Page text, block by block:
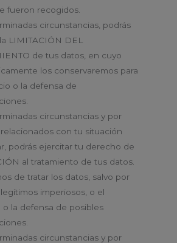
fueron recogidos.
circunstancias, podrás
LIMITACIÓN DEL
de tus datos, en cuyo
los conservaremos para
o la defensa de
circunstancias y por
con tu situación
podrás ejercitar tu derecho de
al tratamiento de tus datos.
de tratar los datos, salvo por
imperiosos, o el
o la defensa de posibles
circunstancias y por